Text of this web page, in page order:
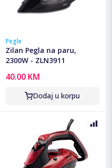
Pegle
Zilan Pegla na paru,
2300W - ZLN3911
40.00 KM
Dodaj u korpu